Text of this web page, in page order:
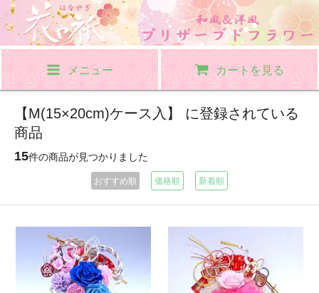
メニュー カートを見る
【M(15×20cm)ケース入】 に登録されている
商品
15件の商品が見つかりました
おすすめ順 価格順 新着順